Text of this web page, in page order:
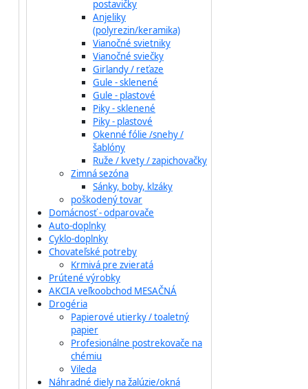
postavičky
Anjeliky
(polyrezin/keramika)
Vianočné svietniky
Vianočné sviečky
Girlandy / reťaze
Gule - sklenené
Gule - plastové
Piky - sklenené
Piky - plastové
Okenné fólie /snehy /
šablóny
Ruže / kvety / zapichovačky
Zimná sezóna
Sánky, boby, klzáky
poškodený tovar
Domácnosť - odparovače
Auto-doplnky
Cyklo-doplnky
Chovateľské potreby
Krmivá pre zvieratá
Prútené výrobky
AKCIA veľkoobchod MESAČNÁ
Drogéria
Papierové utierky / toaletný
papier
Profesionálne postrekovače na
chémiu
Vileda
Náhradné diely na žalúzie/okná